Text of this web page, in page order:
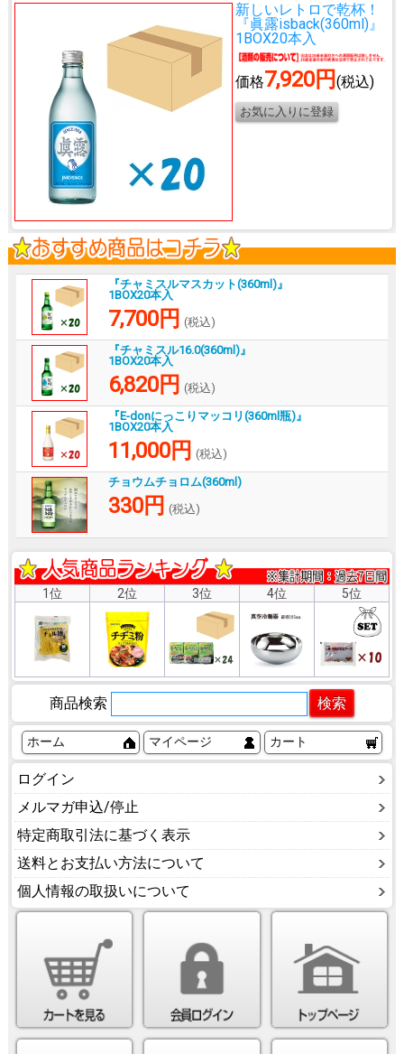
新しいレトロで乾杯！
『眞露isback(360ml)』
1BOX20本入
価格7,920円 (税込)
『チャミスルマスカット(360ml)』
1BOX20本入
7,700円 (税込)
『チャミスル16.0(360ml)』
1BOX20本入
6,820円 (税込)
『E-donにっこりマッコリ(360ml瓶)』
1BOX20本入
11,000円 (税込)
チョウムチョロム(360ml)
330円 (税込)
1位 2位 3位 4位 5位
商品検索
ホーム マイページ カート
ログイン
メルマガ申込/停止
特定商取引法に基づく表示
送料とお支払い方法について
個人情報の取扱いについて